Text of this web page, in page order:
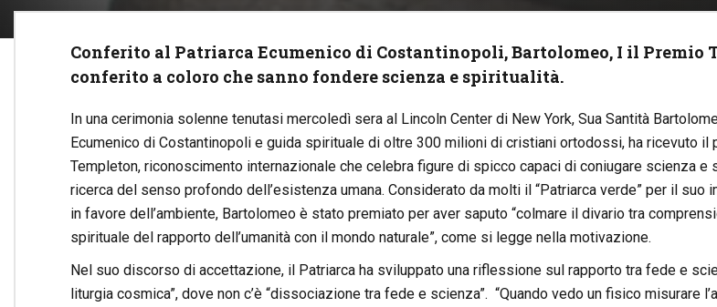
Conferito al Patriarca Ecumenico di Costantinopoli, Bartolomeo, I il Premio
conferito a coloro che sanno fondere scienza e spiritualità.
In una cerimonia solenne tenutasi mercoledì sera al Lincoln Center di New York, Sua Santità
Ecumenico di Costantinopoli e guida spirituale di oltre 300 milioni di cristiani ortodossi, ha ricevuto
Templeton, riconoscimento internazionale che celebra figure di spicco capaci di coniugare scienza e
ricerca del senso profondo dell’esistenza umana. Considerato da molti il “Patriarca verde” per il suo
in favore dell’ambiente, Bartolomeo è stato premiato per aver saputo “colmare il divario tra
spirituale del rapporto dell’umanità con il mondo naturale”, come si legge nella motivazione.
Nel suo discorso di accettazione, il Patriarca ha sviluppato una riflessione sul rapporto tra fede e
liturgia cosmica”, dove non c’è “dissociazione tra fede e scienza”. “Quando vedo un fisico misurare